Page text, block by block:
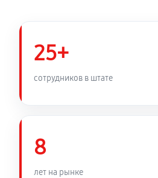
25+
сотрудников в штате
8
лет на рынке